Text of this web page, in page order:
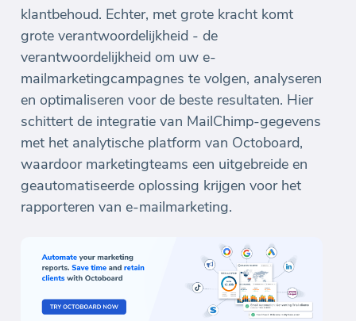
klantbehoud. Echter, met grote kracht komt
grote verantwoordelijkheid - de
verantwoordelijkheid om uw e-
mailmarketingcampagnes te volgen, analyseren
en optimaliseren voor de beste resultaten. Hier
schittert de integratie van MailChimp-gegevens
met het analytische platform van Octoboard,
waardoor marketingteams een uitgebreide en
geautomatiseerde oplossing krijgen voor het
rapporteren van e-mailmarketing.